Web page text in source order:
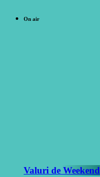
On air
Valuri de Weekend